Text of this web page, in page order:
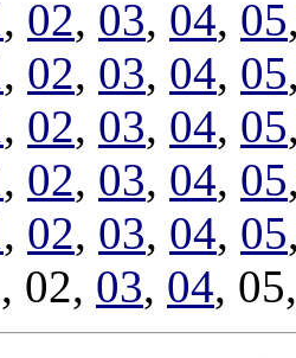
, 02, 03, 04, 05
, 02, 03, 04, 05
, 02, 03, 04, 05
, 02, 03, 04, 05
, 02, 03, 04, 05
02, 03, 04,